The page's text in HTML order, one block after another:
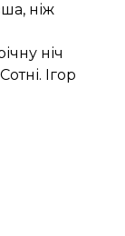
ніж
ніч
Ігор